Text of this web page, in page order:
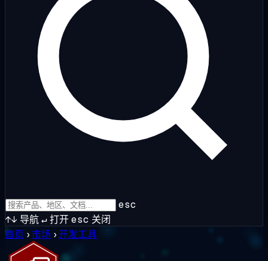
esc
↑↓ 导航↵打开esc 关闭
首页 ›市场 ›开发工具